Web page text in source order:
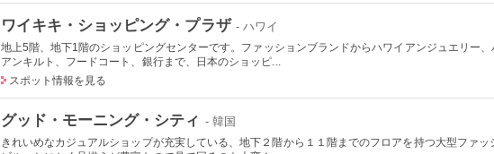
ワイキキ・ショッピング・プラザ - ハワイ
地上5階、地下1階のショッピングセンターです。ファッションブランドからハワイアンジュエリー、
アンキルト、フードコート、銀行まで、日本のショッピ...
スポット情報を見る
グッド・モーニング・シティ - 韓国
きれいめなカジュアルショップが充実している、地下２階から１１階までのフロアを持つ大型ファッ